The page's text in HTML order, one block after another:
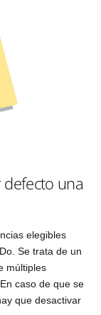
una
elegibles
Se trata de un
múltiples
caso de que se
que desactivar